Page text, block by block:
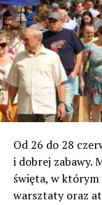
Od 26 do 28
i dobrej zabawy.
święta, w
warsztaty oraz